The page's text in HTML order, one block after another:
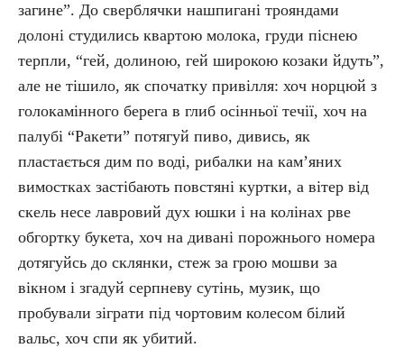
загине”. До сверблячки нашпигані трояндами
долоні студились квартою молока, груди піснею
терпли, “гей, долиною, гей широкою козаки йдуть”,
але не тішило, як спочатку привілля: хоч норцюй з
голокамінного берега в глиб осінньої течії, хоч на
палубі “Ракети” потягуй пиво, дивись, як
пластається дим по воді, рибалки на кам’яних
вимостках застібають повстяні куртки, а вітер від
скель несе лавровий дух юшки і на колінах рве
обгортку букета, хоч на дивані порожнього номера
дотягуйсь до склянки, стеж за грою мошви за
вікном і згадуй серпневу сутінь, музик, що
пробували зіграти під чортовим колесом білий
вальс, хоч спи як убитий.